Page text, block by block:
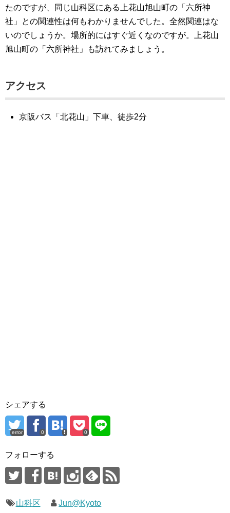
たのですが、同じ山科区にある上花山旭山町の「六所神
社」との関連性は何もわかりませんでした。全然関連はな
いのでしょうか。場所的にはすぐ近くなのですが。上花山
旭山町の「六所神社」も訪れてみましょう。
アクセス
京阪バス「北花山」下車、徒歩2分
シェアする
error 0 0
フォローする
山科区 Jun@Kyoto